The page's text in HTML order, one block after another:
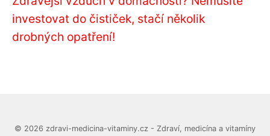
investovat do čističek, stačí několik
drobných opatření!
© 2026 zdravi-medicina-vitaminy.cz - Zdraví, medicína a vitamíny